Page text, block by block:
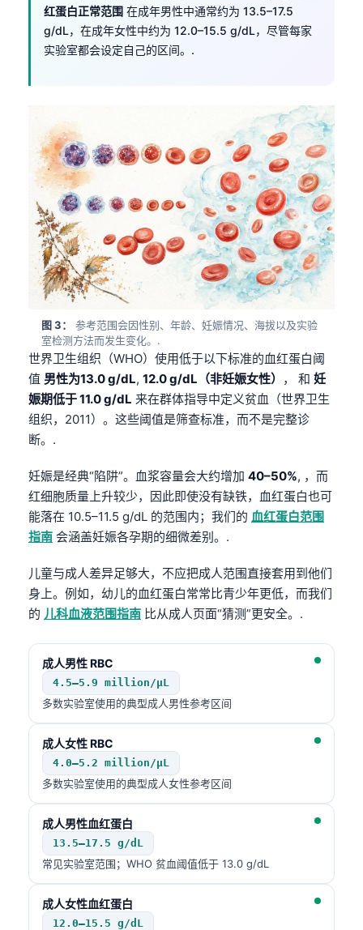
红蛋白正常范围 在成年男性中通常约为 13.5–17.5
g/dL，在成年女性中约为 12.0–15.5 g/dL，尽管每家
实验室都会设定自己的区间。.
图 3：
参考范围会因性别、年龄、妊娠情况、海拔以及实验
室检测方法而发生变化。.
世界卫生组织（WHO）使用低于以下标准的血红蛋白阈
值 男性为13.0 g/dL, 12.0 g/dL（非妊娠女性） ， 和 妊
娠期低于 11.0 g/dL 来在群体指导中定义贫血（世界卫生
组织，2011）。这些阈值是筛查标准，而不是完整诊
断。.
妊娠是经典“陷阱”。血浆容量会大约增加 40–50%, ，而
红细胞质量上升较少，因此即使没有缺铁，血红蛋白也可
能落在 10.5–11.5 g/dL 的范围内；我们的 血红蛋白范围
指南 会涵盖妊娠各孕期的细微差别。.
儿童与成人差异足够大，不应把成人范围直接套用到他们
身上。例如，幼儿的血红蛋白常常比青少年更低，而我们
的 儿科血液范围指南 比从成人页面“猜测”更安全。.
成人男性 RBC
4.5–5.9 million/µL
多数实验室使用的典型成人男性参考区间
成人女性 RBC
4.0–5.2 million/µL
多数实验室使用的典型成人女性参考区间
成人男性血红蛋白
13.5–17.5 g/dL
常见实验室范围；WHO 贫血阈值低于 13.0 g/dL
成人女性血红蛋白
12.0–15.5 g/dL